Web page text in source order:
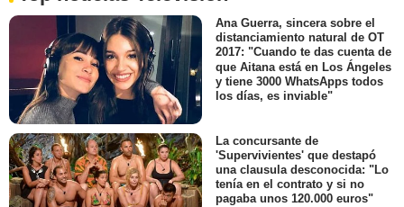
Ana Guerra, sincera sobre el
distanciamiento natural de OT
2017: "Cuando te das cuenta de
que Aitana está en Los Ángeles
y tiene 3000 WhatsApps todos
los días, es inviable"
La concursante de
'Supervivientes' que destapó
una clausula desconocida: "Lo
tenía en el contrato y si no
pagaba unos 120.000 euros"